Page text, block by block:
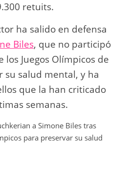
retuits.
ha salido en defensa
Biles, que no participó
Juegos Olímpicos de
su salud mental, y ha
que la han criticado
semanas.